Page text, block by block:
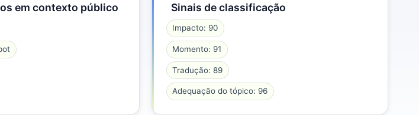
em contexto público Sinais de classificação
Impacto: 90
Momento: 91
Tradução: 89
Adequação do tópico: 96